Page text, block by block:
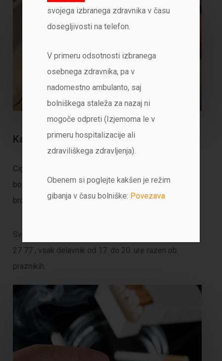
Kajenje
Cigarete zelo povečajo možnost, da zbolite za
boleznimi srca in ožilja, kroničnim obstruktivnim
bronhitisom in pljučnim rakom.
Svetovalni telefon za pomoč pri opuščanju kajenja 080
27 77 , vsak delavnik od 17. do 20. ure razen ob
praznikih.
svojega izbranega zdravnika v času
dosegljivosti na telefon.
V primeru odsotnosti izbranega
osebnega zdravnika, pa v
nadomestno ambulanto, saj
bolniškega staleža za nazaj ni
mogoče odpreti (Izjemoma le v
primeru hospitalizacije ali
zdraviliškega zdravljenja).
Obenem si poglejte kakšen je režim
gibanja v času bolniške: Povezava